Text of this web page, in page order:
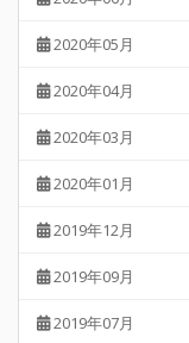
2020年05月
2020年04月
2020年03月
2020年01月
2019年12月
2019年09月
2019年07月